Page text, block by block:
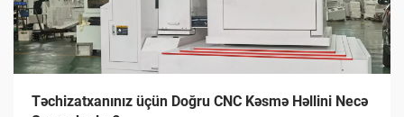
Təchizatxanınız üçün Doğru CNC Kəsmə Həllini Necə